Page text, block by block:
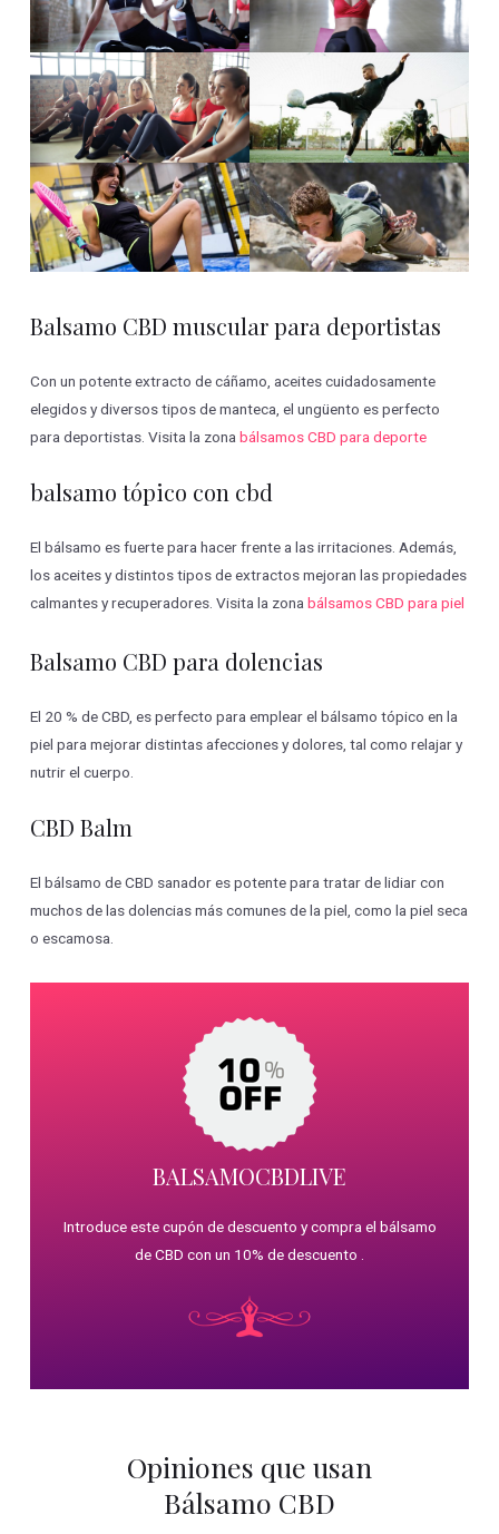
Balsamo CBD muscular para deportistas
Con un potente extracto de cáñamo, aceites cuidadosamente
elegidos y diversos tipos de manteca, el ungüento es perfecto
para deportistas. Visita la zonabálsamos CBD para deporte
balsamo tópico con cbd
El bálsamo es fuerte para hacer frente a las irritaciones. Además,
los aceites y distintos tipos de extractos mejoran las propiedades
calmantes y recuperadores. Visita la zonabálsamos CBD para piel
Balsamo CBD para dolencias
El 20 % de CBD, es perfecto para emplear el bálsamo tópico en la
piel para mejorar distintas afecciones y dolores, tal como relajar y
nutrir el cuerpo.
CBD Balm
El bálsamo de CBD sanador es potente para tratar de lidiar con
muchos de las dolencias más comunes de la piel, como la piel seca
o escamosa.
BALSAMOCBDLIVE
Introduce este cupón de descuento y compra el bálsamo
de CBD con un 10% de descuento .
Opiniones que usan
Bálsamo CBD